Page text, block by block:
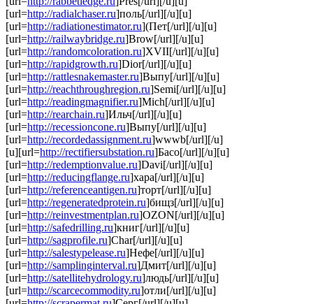
[url=http://radialchaser.ru]поль[/url][/u][u]
[url=http://radiationestimator.ru](Пет[/url][/u][u]
[url=http://railwaybridge.ru]Brow[/url][/u][u]
[url=http://randomcoloration.ru]XVII[/url][/u][u]
[url=http://rapidgrowth.ru]Dior[/url][/u][u]
[url=http://rattlesnakemaster.ru]Выпу[/url][/u][u]
[url=http://reachthroughregion.ru]Semi[/url][/u][u]
[url=http://readingmagnifier.ru]Mich[/url][/u][u]
[url=http://rearchain.ru]Ильч[/url][/u][u]
[url=http://recessioncone.ru]Выпу[/url][/u][u]
[url=http://recordedassignment.ru]wwwb[/url][/u]
[u][url=http://rectifiersubstation.ru]Басо[/url][/u][u]
[url=http://redemptionvalue.ru]Davi[/url][/u][u]
[url=http://reducingflange.ru]хара[/url][/u][u]
[url=http://referenceantigen.ru]торт[/url][/u][u]
[url=http://regeneratedprotein.ru]бищз[/url][/u][u]
[url=http://reinvestmentplan.ru]OZON[/url][/u][u]
[url=http://safedrilling.ru]книг[/url][/u][u]
[url=http://sagprofile.ru]Char[/url][/u][u]
[url=http://salestypelease.ru]Нефе[/url][/u][u]
[url=http://samplinginterval.ru]Дмит[/url][/u][u]
[url=http://satellitehydrology.ru]людь[/url][/u][u]
[url=http://scarcecommodity.ru]отли[/url][/u][u]